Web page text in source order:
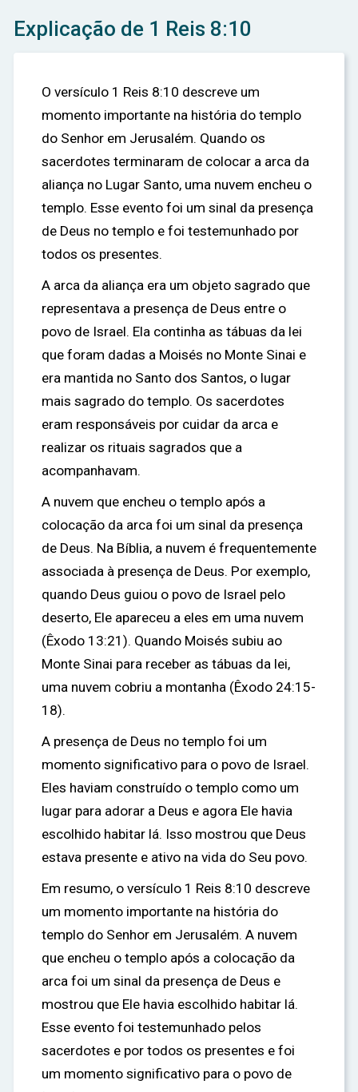
Explicação de 1 Reis 8:10
O versículo 1 Reis 8:10 descreve um
momento importante na história do templo
do Senhor em Jerusalém. Quando os
sacerdotes terminaram de colocar a arca da
aliança no Lugar Santo, uma nuvem encheu o
templo. Esse evento foi um sinal da presença
de Deus no templo e foi testemunhado por
todos os presentes.
A arca da aliança era um objeto sagrado que
representava a presença de Deus entre o
povo de Israel. Ela continha as tábuas da lei
que foram dadas a Moisés no Monte Sinai e
era mantida no Santo dos Santos, o lugar
mais sagrado do templo. Os sacerdotes
eram responsáveis por cuidar da arca e
realizar os rituais sagrados que a
acompanhavam.
A nuvem que encheu o templo após a
colocação da arca foi um sinal da presença
de Deus. Na Bíblia, a nuvem é frequentemente
associada à presença de Deus. Por exemplo,
quando Deus guiou o povo de Israel pelo
deserto, Ele apareceu a eles em uma nuvem
(Êxodo 13:21). Quando Moisés subiu ao
Monte Sinai para receber as tábuas da lei,
uma nuvem cobriu a montanha (Êxodo 24:15-
18).
A presença de Deus no templo foi um
momento significativo para o povo de Israel.
Eles haviam construído o templo como um
lugar para adorar a Deus e agora Ele havia
escolhido habitar lá. Isso mostrou que Deus
estava presente e ativo na vida do Seu povo.
Em resumo, o versículo 1 Reis 8:10 descreve
um momento importante na história do
templo do Senhor em Jerusalém. A nuvem
que encheu o templo após a colocação da
arca foi um sinal da presença de Deus e
mostrou que Ele havia escolhido habitar lá.
Esse evento foi testemunhado pelos
sacerdotes e por todos os presentes e foi
um momento significativo para o povo de